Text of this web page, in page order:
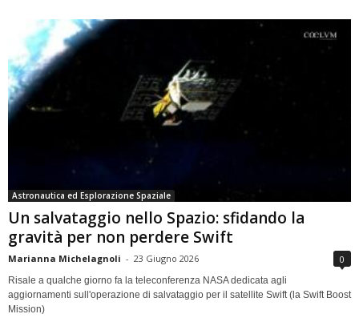
Astronautica ed Esplorazione Spaziale
Un salvataggio nello Spazio: sfidando la
gravità per non perdere Swift
Marianna Michelagnoli - 23 Giugno 2026 0
Risale a qualche giorno fa la teleconferenza NASA dedicata agli
aggiornamenti sull'operazione di salvataggio per il satellite Swift (la Swift Boost
Mission)